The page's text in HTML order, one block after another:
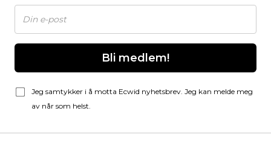
Bli medlem!
Jeg samtykker i å motta Ecwid nyhetsbrev. Jeg kan melde meg
av når som helst.